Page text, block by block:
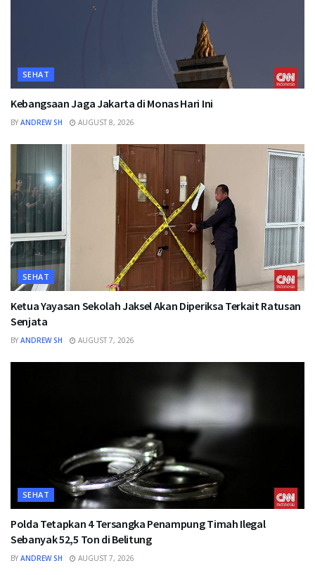
SEHAT
Kebangsaan Jaga Jakarta di Monas Hari Ini
BY ANDREW SH AUGUST 8, 2026
SEHAT
Ketua Yayasan Sekolah Jaksel Akan Diperiksa Terkait Ratusan
Senjata
BY ANDREW SH AUGUST 7, 2026
SEHAT
Polda Tetapkan 4 Tersangka Penampung Timah Ilegal
Sebanyak 52,5 Ton di Belitung
BY ANDREW SH AUGUST 7, 2026